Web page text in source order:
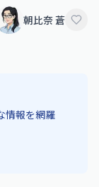
朝比奈 蒼
情報を網羅